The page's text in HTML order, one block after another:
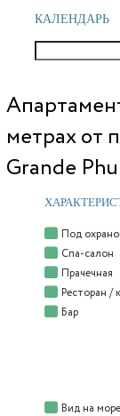
КАЛЕНДАРЬ
метрах от
Grande
Под
Спа-салон
Прачечная
Ресторан /
Бар
Вид на море